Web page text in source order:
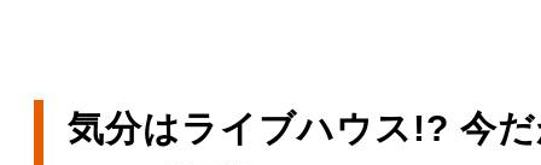
気分はライブハウス!? 今